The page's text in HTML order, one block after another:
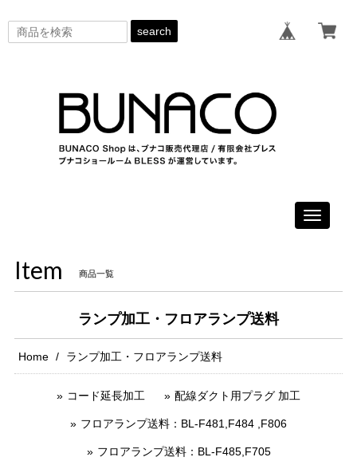
search
Toggle
Item 商品一覧
ランプ加工・フロアランプ送料
Home ランプ加工・フロアランプ送料
コード延長加工 配線ダクト用プラグ 加工
フロアランプ送料：BL-F481,F484 ,F806
フロアランプ送料：BL-F485,F705